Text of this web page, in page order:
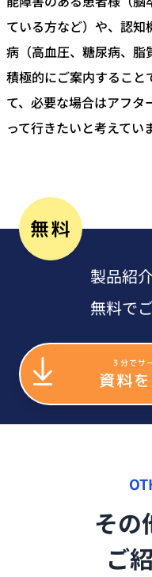
ている方など）や、認
病（高血圧、糖尿病、脂
積極的にご案内すること
て、必要な場合はアフタ
って行きたいと考えてい
無料
製品紹
無料で
３分でサ
資料
その
ご